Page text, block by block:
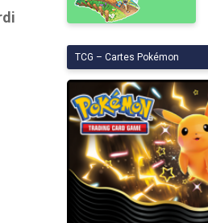
TCG – Cartes Pokémon